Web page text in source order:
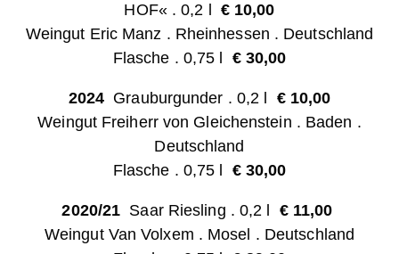
HOF« . 0,2 l € 10,00
Weingut Eric Manz . Rheinhessen . Deutschland
Flasche . 0,75 l
€ 30,00
2024 Grauburgunder . 0,2 l € 10,00
Weingut Freiherr von Gleichenstein . Baden .
Deutschland
Flasche . 0,75 l
€ 30,00
2020/21 Saar Riesling . 0,2 l € 11,00
Weingut Van Volxem . Mosel . Deutschland